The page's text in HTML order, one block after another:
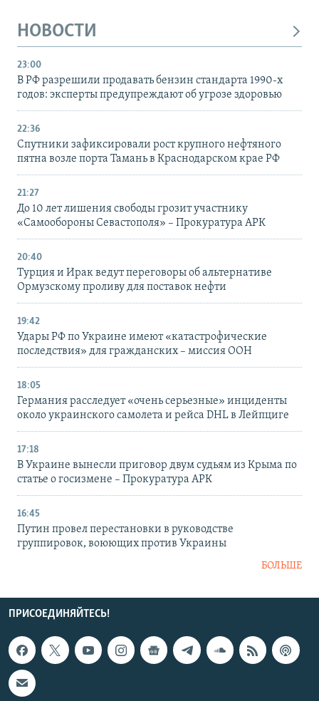
НОВОСТИ
23:00
В РФ разрешили продавать бензин стандарта 1990-х
годов: эксперты предупреждают об угрозе здоровью
22:36
Спутники зафиксировали рост крупного нефтяного
пятна возле порта Тамань в Краснодарском крае РФ
21:27
До 10 лет лишения свободы грозит участнику
«Самообороны Севастополя» – Прокуратура АРК
20:40
Турция и Ирак ведут переговоры об альтернативе
Ормузскому проливу для поставок нефти
19:42
Удары РФ по Украине имеют «катастрофические
последствия» для гражданских – миссия ООН
18:05
Германия расследует «очень серьезные» инциденты
около украинского самолета и рейса DHL в Лейпциге
17:18
В Украине вынесли приговор двум судьям из Крыма по
статье о госизмене – Прокуратура АРК
16:45
Путин провел перестановки в руководстве
группировок, воюющих против Украины
БОЛЬШЕ
ПРИСОЕДИНЯЙТЕСЬ!